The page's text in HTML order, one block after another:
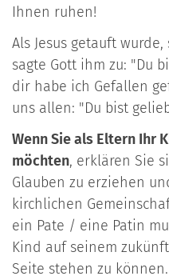
Ihnen ruhen!
Als Jesus getauft
sagte Gott ihm zu: "Du
dir habe ich Gefallen
uns allen: "Du bist
Wenn Sie als Eltern Ihr
möchten, erklären Sie
Glauben zu erziehen
kirchlichen
ein Pate / eine Patin
Kind auf seinem
Seite stehen zu